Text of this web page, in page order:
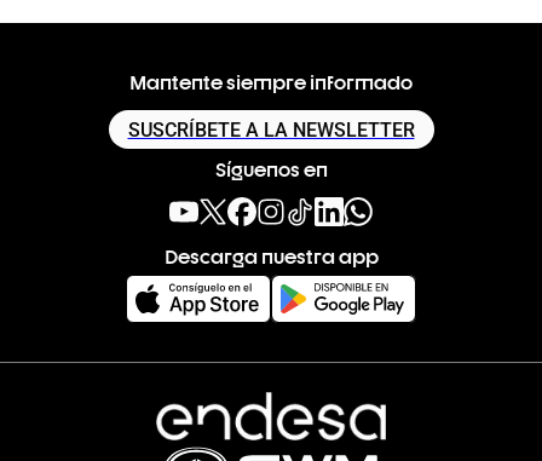
Mantente siempre informado
SUSCRÍBETE A LA NEWSLETTER
Síguenos en
Descarga nuestra app